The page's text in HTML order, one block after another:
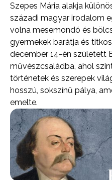
Szepes Mária alakja
századi magyar irodalom
volna mesemondó és
gyermekek barátja és
december 14-én született
művészcsaládba, ahol
történetek és szerepek
hosszú, sokszínű pálya,
emelte.